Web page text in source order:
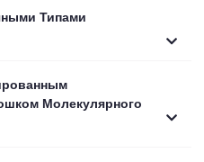
Типами
Молекулярного